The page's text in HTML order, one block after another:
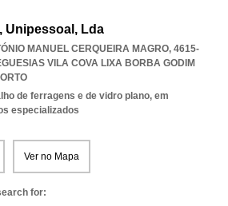
Unipessoal, Lda
MANUEL CERQUEIRA MAGRO, 4615-
VILA COVA LIXA BORBA GODIM
de ferragens e de vidro plano, em
especializados
Ver no Mapa
for: